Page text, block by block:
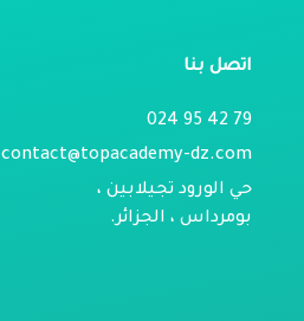
اتصل بنا
79 42 95 024
contact@topacademy-dz.com
حي الورود تجيلابين ،
بومرداس ، الجزائر.